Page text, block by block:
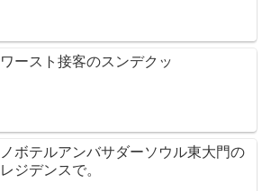
ワースト接客のスンデクッ
ノボテルアンバサダーソウル東大門の
レジデンスで。